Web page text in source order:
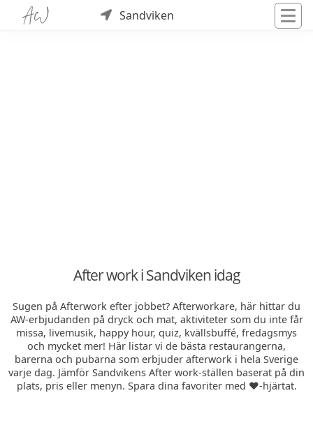
Sandviken
After work i Sandviken idag
Sugen på Afterwork efter jobbet? Afterworkare, här hittar du
AW-erbjudanden på dryck och mat, aktiviteter som du inte får
missa, livemusik, happy hour, quiz, kvällsbuffé, fredagsmys
och mycket mer! Här listar vi de bästa restaurangerna,
barerna och pubarna som erbjuder afterwork i hela Sverige
varje dag. Jämför Sandvikens After work-ställen baserat på din
plats, pris eller menyn. Spara dina favoriter med ❤️-hjärtat.